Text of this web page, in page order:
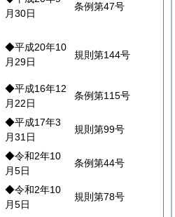
月30日
条例第47号
◆平成20年10
月29日
規則第144号
◆平成16年12
月22日
条例第115号
◆平成17年3
月31日
規則第99号
◆令和2年10
月5日
条例第44号
◆令和2年10
月5日
規則第78号